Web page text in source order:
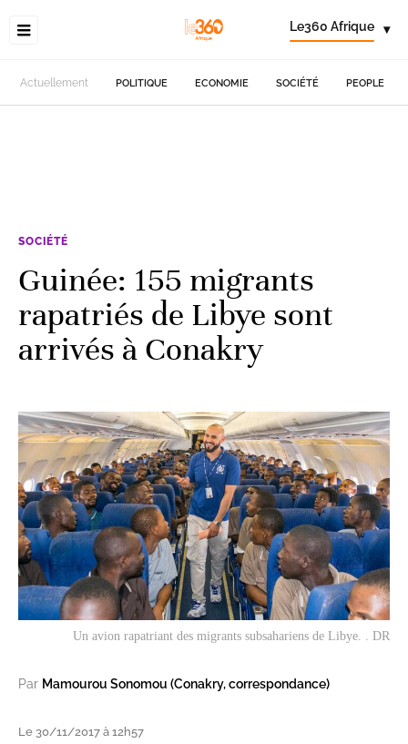
Le360 Afrique ▾
Actuellement POLITIQUE ECONOMIE SOCIÉTÉ PEOPLE
SOCIÉTÉ
Guinée: 155 migrants
rapatriés de Libye sont
arrivés à Conakry
Un avion rapatriant des migrants subsahariens de Libye. . DR
Par Mamourou Sonomou (Conakry, correspondance)
Le 30/11/2017 à 12h57